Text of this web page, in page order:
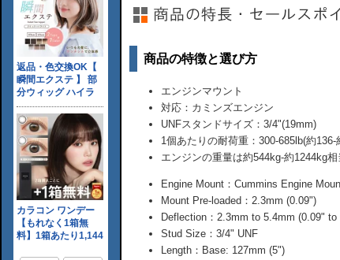
商品の特徴と選び方
エンジンマウント
対応：カミンズエンジン
UNFスタンドサイズ：3/4"(19mm)
1個あたりの耐荷重：300-685lb(約136-
エンジンの重量は約544kg-約1244kg相
Engine Mount：Cummins Engine
Mount Pre-loaded：2.3mm (0.09")
Deflection：2.3mm to 5.4mm (0.09" to
Stud Size：3/4" UNF
Length：Base: 127mm (5")